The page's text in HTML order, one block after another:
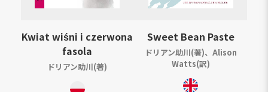
Kwiat wiśni i czerwona
fasola
ドリアン助川(著)
Sweet Bean Paste
ドリアン助川(著)、Alison
Watts(訳)